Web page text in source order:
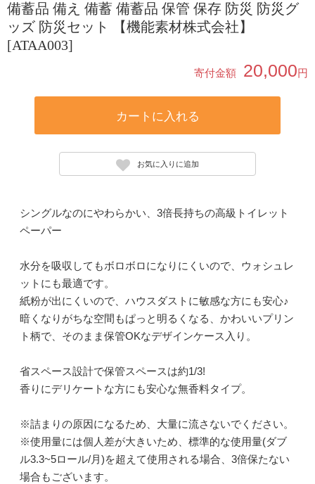
備蓄品 備え 備蓄 備蓄品 保管 保存 防災 防災グ
ッズ 防災セット 【機能素材株式会社】
[ATAA003]
寄付金額 20,000円
カートに入れる
お気に入りに追加
シングルなのにやわらかい、3倍長持ちの高級トイレット
ペーパー
水分を吸収してもボロボロになりにくいので、ウォシュレ
ットにも最適です。
紙粉が出にくいので、ハウスダストに敏感な方にも安心♪
暗くなりがちな空間もぱっと明るくなる、かわいいプリン
ト柄で、そのまま保管OKなデザインケース入り。
省スペース設計で保管スペースは約1/3!
香りにデリケートな方にも安心な無香料タイプ。
※詰まりの原因になるため、大量に流さないでください。
※使用量には個人差が大きいため、標準的な使用量(ダブ
ル3.3~5ロール/月)を超えて使用される場合、3倍保たない
場合もございます。